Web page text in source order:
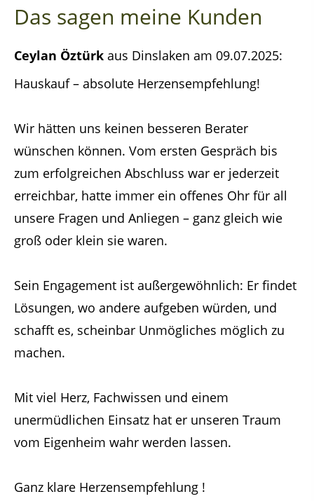
Das sagen meine Kunden
Ceylan Öztürk aus Dinslaken am 09.07.2025:
Hauskauf – absolute Herzensempfehlung!
Wir hätten uns keinen besseren Berater
wünschen können. Vom ersten Gespräch bis
zum erfolgreichen Abschluss war er jederzeit
erreichbar, hatte immer ein offenes Ohr für all
unsere Fragen und Anliegen – ganz gleich wie
groß oder klein sie waren.
Sein Engagement ist außergewöhnlich: Er findet
Lösungen, wo andere aufgeben würden, und
schafft es, scheinbar Unmögliches möglich zu
machen.
Mit viel Herz, Fachwissen und einem
unermüdlichen Einsatz hat er unseren Traum
vom Eigenheim wahr werden lassen.
Ganz klare Herzensempfehlung !